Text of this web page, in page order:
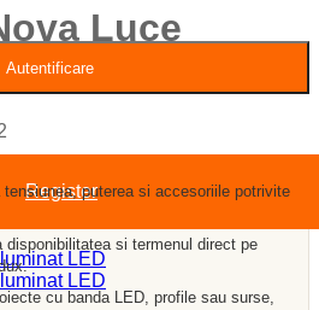
Autentificare
Register
Luce
tensiunea, puterea si accesoriile potrivite
disponibilitatea si termenul direct pe
cu banda LED, profile sau surse,